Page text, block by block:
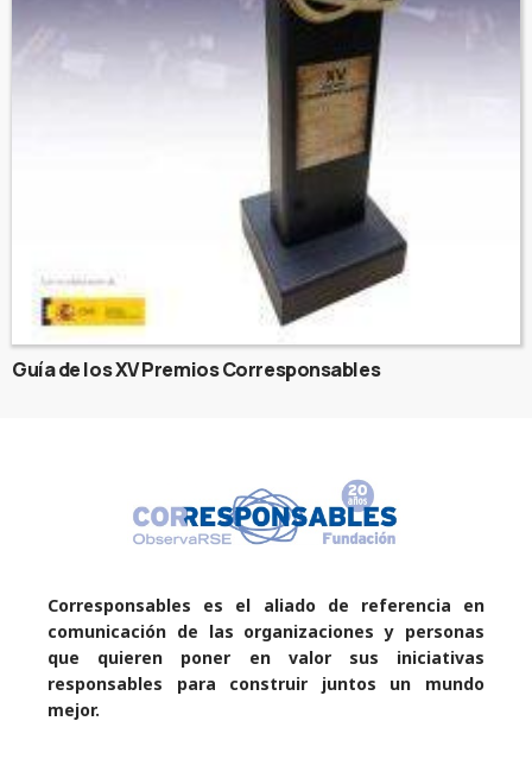
Guía de los XV Premios Corresponsables
Corresponsables es el aliado de referencia en
comunicación de las organizaciones y personas
que quieren poner en valor sus iniciativas
responsables para construir juntos un mundo
mejor.